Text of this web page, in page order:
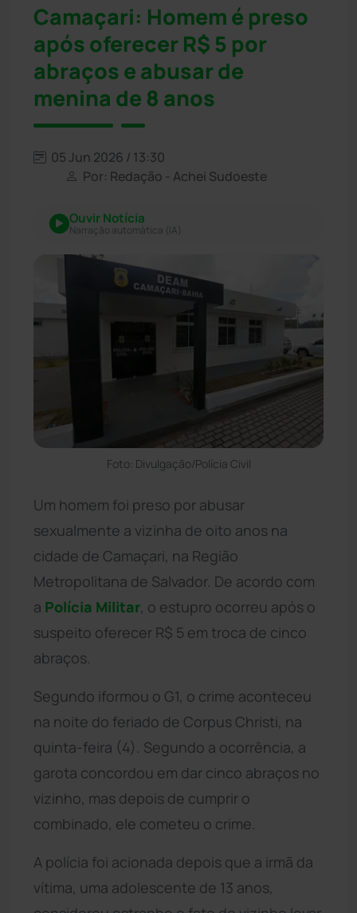
Camaçari: Homem é preso
após oferecer R$ 5 por
abraços e abusar de
menina de 8 anos
05 Jun 2026 / 13:30
Por: Redação - Achei Sudoeste
Ouvir Notícia
Narração automática (IA)
Foto: Divulgação/Polícia Civil
Um homem foi preso por abusar
sexualmente a vizinha de oito anos na
cidade de Camaçari, na Região
Metropolitana de Salvador. De acordo com
a Polícia Militar, o estupro ocorreu após o
suspeito oferecer R$ 5 em troca de cinco
abraços.
Segundo iformou o G1, o crime aconteceu
na noite do feriado de Corpus Christi, na
quinta-feira (4). Segundo a ocorrência, a
garota concordou em dar cinco abraços no
vizinho, mas depois de cumprir o
combinado, ele cometeu o crime.
A polícia foi acionada depois que a irmã da
vítima, uma adolescente de 13 anos,